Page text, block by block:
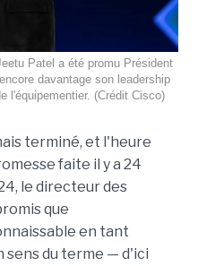
Patel a été promu Président
davantage son leadership
l'équipementier. (Crédit Cisco)
terminé, et l'heure
faite il y a 24
le directeur des
que
en tant
sens du terme — d'ici